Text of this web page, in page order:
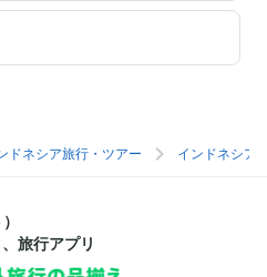
ドネシア旅行・ツアー インドネシア
旅行アプリ